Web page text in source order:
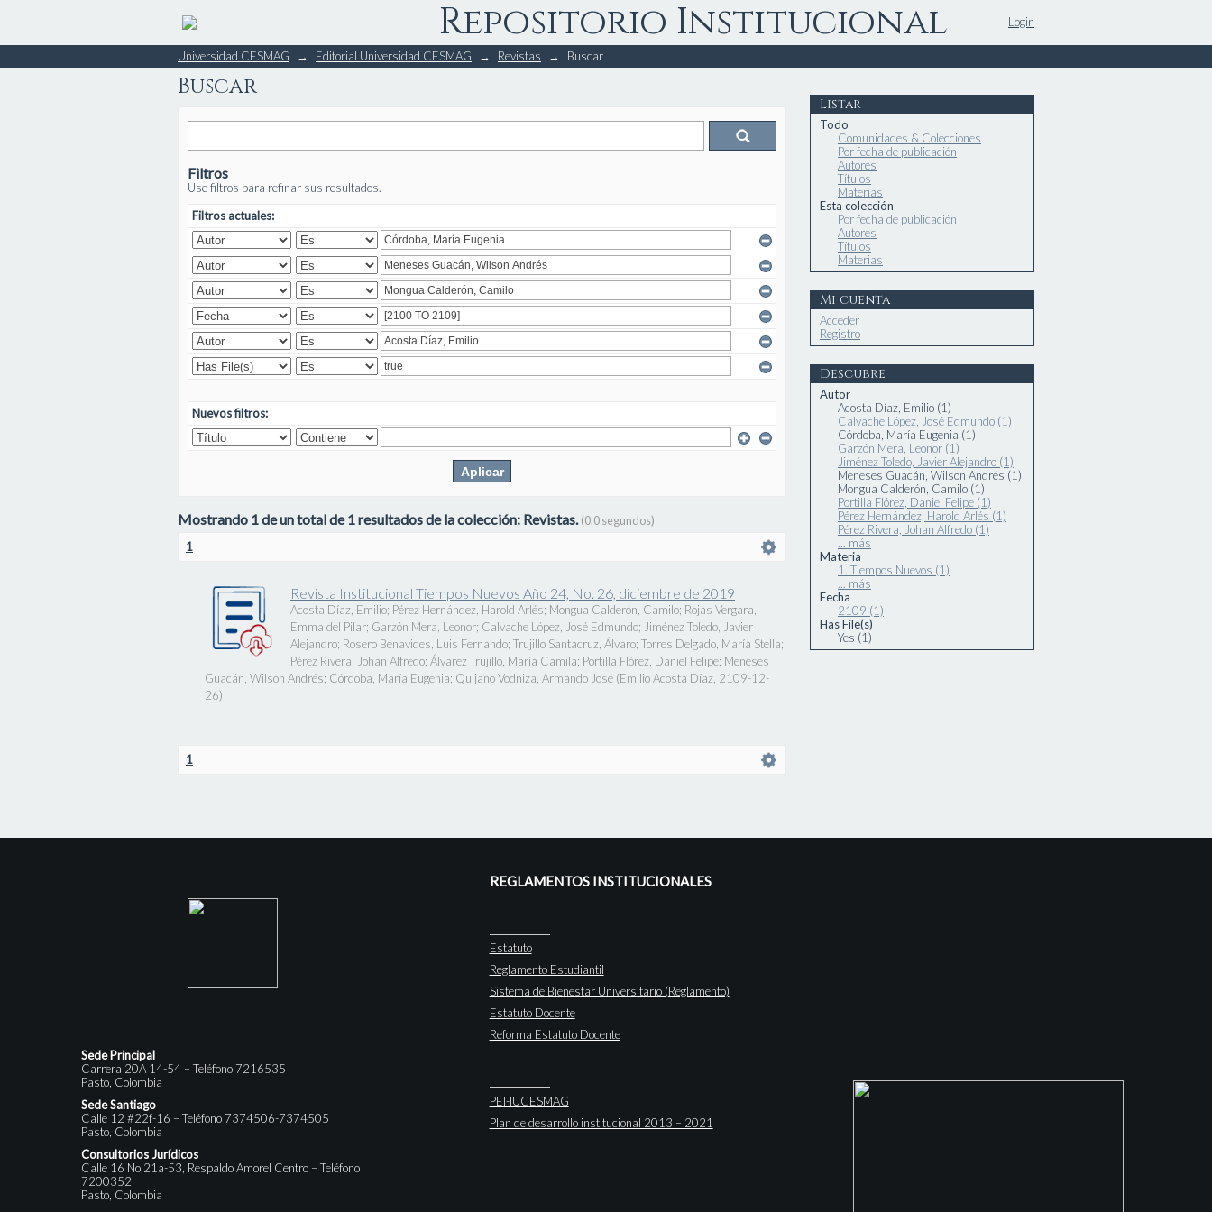
Repositorio Institucional
Buscar
Login
Universidad CESMAG → Editorial Universidad CESMAG → Revistas → Buscar
Buscar
Filtros
Use filtros para refinar sus resultados.
Filtros actuales:
Nuevos filtros:
Mostrando 1 de un total de 1 resultados de la colección: Revistas.(0.0 segundos)
1
Revista Institucional Tiempos Nuevos Año 24, No. 26, diciembre de 2019
Acosta Díaz, Emilio; Pérez Hernández, Harold Arlés; Mongua Calderón, Camilo; Rojas Vergara,
Emma del Pilar; Garzón Mera, Leonor; Calvache López, José Edmundo; Jiménez Toledo, Javier
Alejandro; Rosero Benavides, Luis Fernando; Trujillo Santacruz, Álvaro; Torres Delgado, María Stella;
Pérez Rivera, Johan Alfredo; Álvarez Trujillo, María Camila; Portilla Flórez, Daniel Felipe; Meneses
Guacán, Wilson Andrés; Córdoba, María Eugenia; Quijano Vodniza, Armando José (Emilio Acosta Díaz 2109-12-
26)
1
Listar
Todo
Comunidades & Colecciones
Por fecha de publicación
Autores
Títulos
Materias
Esta colección
Por fecha de publicación
Autores
Títulos
Materias
Mi cuenta
Acceder
Registro
Descubre
Autor
Acosta Díaz, Emilio (1)
Calvache López, José Edmundo (1)
Córdoba, María Eugenia (1)
Garzón Mera, Leonor (1)
Jiménez Toledo, Javier Alejandro (1)
Meneses Guacán, Wilson Andrés (1)
Mongua Calderón, Camilo (1)
Portilla Flórez, Daniel Felipe (1)
Pérez Hernández, Harold Arlés (1)
Pérez Rivera, Johan Alfredo (1)
... más
Materia
1. Tiempos Nuevos (1)
... más
Fecha
2109 (1)
Has File(s)
Yes (1)
Sede Principal
Carrera 20A 14-54 – Teléfono 7216535
Pasto, Colombia
Sede Santiago
Calle 12 #22f-16 – Teléfono 7374506-7374505
Pasto, Colombia
Consultorios Jurídicos
Calle 16 No 21a-53, Respaldo Amorel Centro – Teléfono
7200352
Pasto, Colombia
REGLAMENTOS INSTITUCIONALES
Estatuto
Reglamento Estudiantil
Sistema de Bienestar Universitario (Reglamento)
Estatuto Docente
Reforma Estatuto Docente
PEI-IUCESMAG
Plan de desarrollo institucional 2013 – 2021